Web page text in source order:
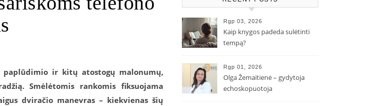
ir kitų atostogų malonumų,
Smėlėtomis rankomis fiksuojama
dviračio manevras – kiekvienas šių
Rgp 03, 2026
Kaip knygos padeda sulėtinti
tempą?
Rgp 01, 2026
Olga Žemaitienė – gydytoja
echoskopuotoja